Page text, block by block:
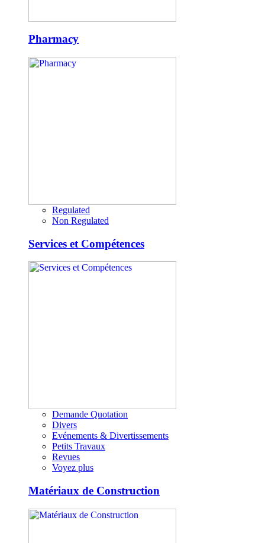
Pharmacy
Regulated
Non Regulated
Services et Compétences
Demande Quotation
Divers
Evénements & Divertissements
Petits Travaux
Revues
Voyez plus
Matériaux de Construction